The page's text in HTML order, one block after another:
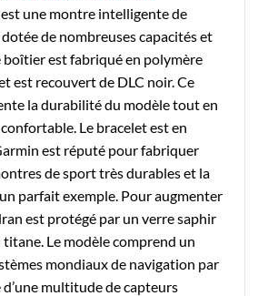
une montre intelligente de
de nombreuses capacités et
est fabriqué en polymère
est recouvert de DLC noir. Ce
la durabilité du modèle tout en
Le bracelet est en
est réputé pour fabriquer
de sport très durables et la
parfait exemple. Pour augmenter
est protégé par un verre saphir
Le modèle comprend un
mondiaux de navigation par
multitude de capteurs